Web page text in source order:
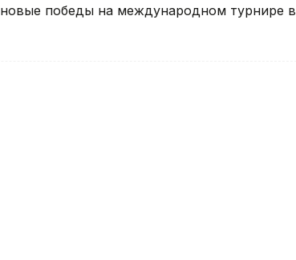
новые победы на международном турнире в